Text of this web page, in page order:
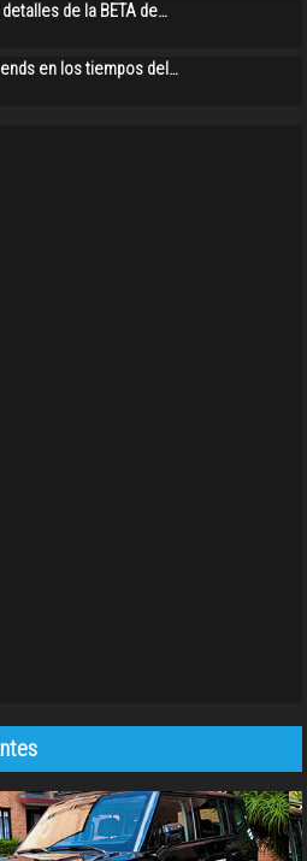
de la BETA de…
en los tiempos del…